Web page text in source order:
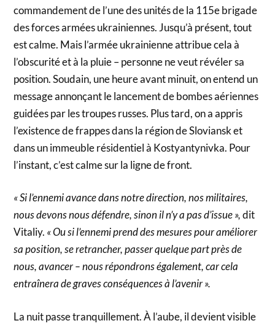
commandement de l’une des unités de la 115e brigade
des forces armées ukrainiennes. Jusqu’à présent, tout
est calme. Mais l’armée ukrainienne attribue cela à
l’obscurité et à la pluie – personne ne veut révéler sa
position. Soudain, une heure avant minuit, on entend un
message annonçant le lancement de bombes aériennes
guidées par les troupes russes. Plus tard, on a appris
l’existence de frappes dans la région de Sloviansk et
dans un immeuble résidentiel à Kostyantynivka. Pour
l’instant, c’est calme sur la ligne de front.
« Si l’ennemi avance dans notre direction, nos militaires,
nous devons nous défendre, sinon il n’y a pas d’issue »,dit
Vitaliy. « Ou si l’ennemi prend des mesures pour améliorer
sa position, se retrancher, passer quelque part près de
nous, avancer – nous répondrons également, car cela
entraînera de graves conséquences à l’avenir ».
La nuit passe tranquillement. À l’aube, il devient visible